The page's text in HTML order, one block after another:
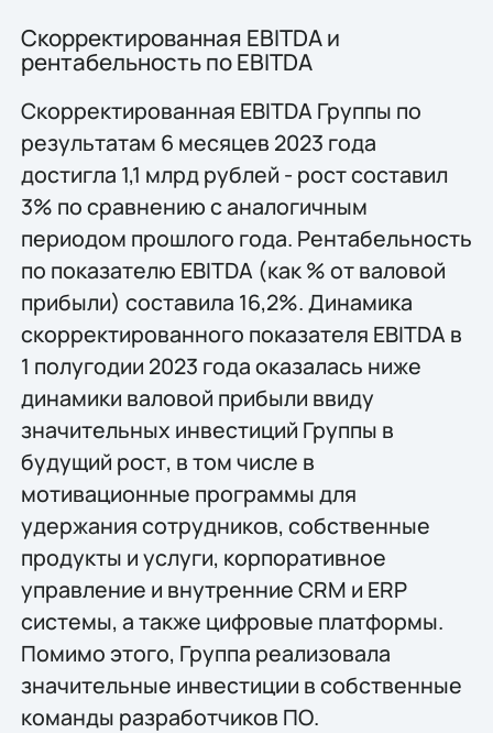
Скорректированная EBITDA и
рентабельность по EBITDA
Скорректированная EBITDA Группы по
результатам 6 месяцев 2023 года
достигла 1,1 млрд рублей - рост составил
3% по сравнению с аналогичным
периодом прошлого года. Рентабельность
по показателю EBITDA (как % от валовой
прибыли) составила 16,2%. Динамика
скорректированного показателя EBITDA в
1 полугодии 2023 года оказалась ниже
динамики валовой прибыли ввиду
значительных инвестиций Группы в
будущий рост, в том числе в
мотивационные программы для
удержания сотрудников, собственные
продукты и услуги, корпоративное
управление и внутренние CRM и ERP
системы, а также цифровые платформы.
Помимо этого, Группа реализовала
значительные инвестиции в собственные
команды разработчиков ПО.